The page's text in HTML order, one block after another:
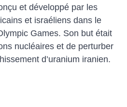
et développé par les
et israéliens dans le
Games. Son but était
nucléaires et de perturber
d’uranium iranien.